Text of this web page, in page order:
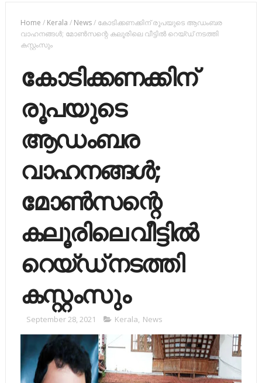
Home / Kerala / News/ കോടിക്കണക്കിന് രൂപയുടെ ആഡംബര
വാഹനങ്ങള്‍; മോൺസന്റെ കലൂരിലെ വീട്ടില്‍ റെയ്ഡ് നടത്തി
കസ്റ്റംസും
കോടിക്കണക്കിന്
രൂപയുടെ
ആഡംബര
വാഹനങ്ങള്‍;
മോൺസന്റെ
കലൂരിലെ വീട്ടില്‍
റെയ്ഡ് നടത്തി
കസ്റ്റംസും
September 28, 2021 Kerala, News